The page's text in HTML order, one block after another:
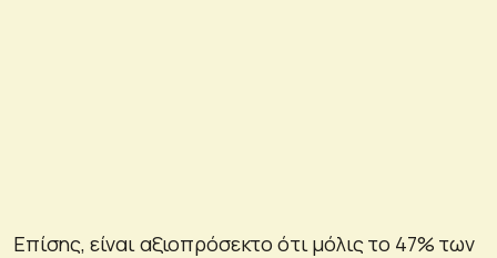
Επίσης, είναι αξιοπρόσεκτο ότι μόλις το 47% των